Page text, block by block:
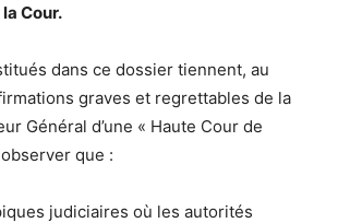
Cour.
dans ce dossier tiennent, au
graves et regrettables de la
Général d’une « Haute Cour de
que :
judiciaires où les autorités